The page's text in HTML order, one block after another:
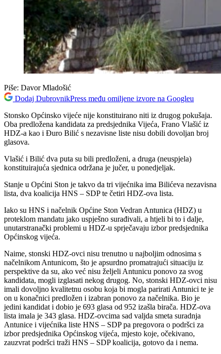
Piše: Davor Mladošić
Dodaj DubrovnikPress među omiljene izvore na Googleu
Stonsko Općinsko vijeće nije konstituirano niti iz drugog pokušaja.
Oba predložena kandidata za predsjednika Vijeća, Frano Vlašić iz
HDZ-a kao i Đuro Bilić s nezavisne liste nisu dobili dovoljan broj
glasova.
Vlašić i Bilić dva puta su bili predloženi, a druga (neuspjela)
konstituirajuća sjednica održana je jučer, u ponedjeljak.
Stanje u Općini Ston je takvo da tri vijećnika ima Bilićeva nezavisna
lista, dva koalicija HNS – SDP te četiri HDZ-ova lista.
Iako su HNS i načelnik Općine Ston Vedran Antunica (HDZ) u
proteklom mandatu jako uspješno surađivali, a htjeli bi to i dalje,
unutarstranački problemi u HDZ-u sprječavaju izbor predsjednika
Općinskog vijeća.
Naime, stonski HDZ-ovci nisu trenutno u najboljim odnosima s
načelnikom Antunicom, što je apsurdno promatrajući situaciju iz
perspektive da su, ako već nisu željeli Antunicu ponovo za svog
kandidata, mogli izglasati nekog drugog. No, stonski HDZ-ovci nisu
imali dovoljno kvalitetnu osobu koja bi mogla parirati Antunici te je
on u konačnici predložen i izabran ponovo za načelnika. Bio je
jedini kandidat i dobio je 693 glasa od 952 izašla birača. HDZ-ova
lista imala je 343 glasa. HDZ-ovcima sad valjda smeta suradnja
Antunice i vijećnika liste HNS – SDP pa pregovora o podršci za
izbor predsjednika Općinskog vijeća, mjesto koje, očekivano,
zauzvrat podršci traži HNS – SDP koalicija, gotovo da i nema.